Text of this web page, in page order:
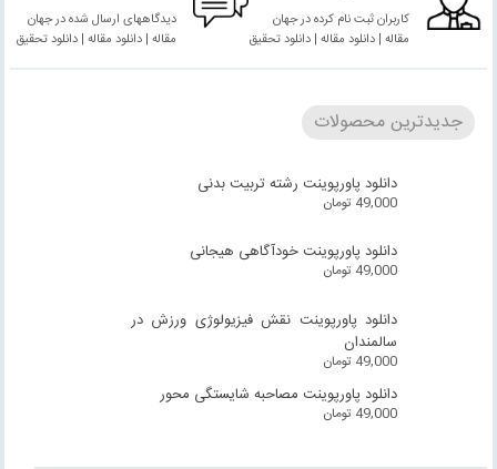
کاربران ثبت نام کرده در جهان
مقاله | دانلود مقاله | دانلود تحقیق
دیدگاههای ارسال شده در جهان
مقاله | دانلود مقاله | دانلود تحقیق
جدیدترین محصولات
دانلود پاورپوینت رشته تربیت بدنی
49,000 تومان
دانلود پاورپوینت خودآگاهی هیجانی
49,000 تومان
دانلود پاورپوینت نقش فیزیولوژی ورزش در
سالمندان
49,000 تومان
دانلود پاورپوینت مصاحبه شایستگی محور
49,000 تومان